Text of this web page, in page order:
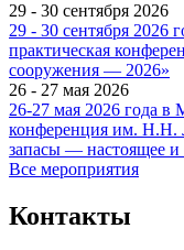
29 - 30 сентября 2026
29 - 30 сентября 2026
практическая
сооружения — 2026»
26 - 27 мая 2026
26-27 мая 2026 года в
конференция им. Н.Н.
запасы — настоящее и
Все мероприятия
Контакты